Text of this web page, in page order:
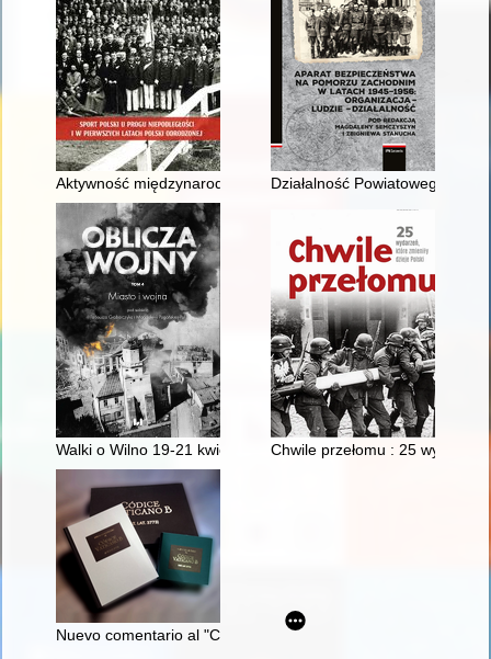
Aktywność międzynarodowa PKIO/PKOl w okresie II
Działalność Powiatowego
Walki o Wilno 19-21 kwietnia 1919 rokuChwile przełomu : 25
Nuevo comentario al "Códice Vaticano B" (Vat.lat.3773)